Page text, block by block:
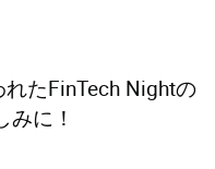
たFinTech Nightの
に！